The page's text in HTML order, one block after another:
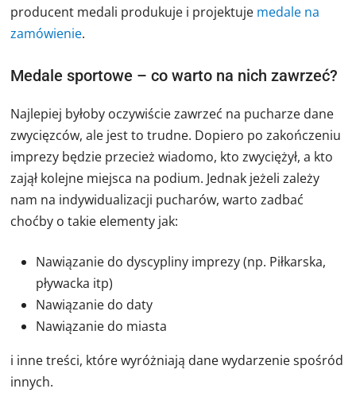
producent medali produkuje i projektuje medale na
zamówienie.
Medale sportowe – co warto na nich zawrzeć?
Najlepiej byłoby oczywiście zawrzeć na pucharze dane
zwycięzców, ale jest to trudne. Dopiero po zakończeniu
imprezy będzie przecież wiadomo, kto zwyciężył, a kto
zajął kolejne miejsca na podium. Jednak jeżeli zależy
nam na indywidualizacji pucharów, warto zadbać
choćby o takie elementy jak:
Nawiązanie do dyscypliny imprezy (np. Piłkarska,
pływacka itp)
Nawiązanie do daty
Nawiązanie do miasta
i inne treści, które wyróżniają dane wydarzenie spośród
innych.